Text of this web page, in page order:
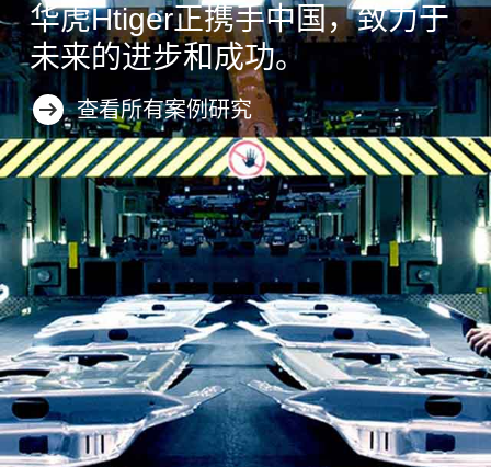
华虎Htiger正携手中国，致力于
未来的进步和成功。
查看所有案例研究